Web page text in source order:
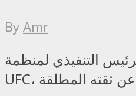
ByAmr
التنفيذي لمنظمة